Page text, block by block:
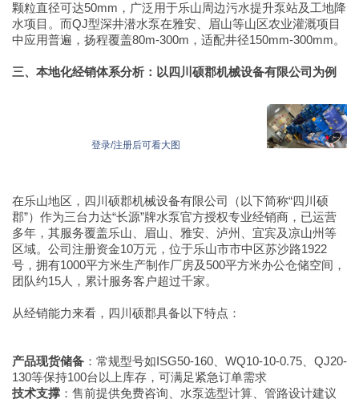
颗粒直径可达50mm，广泛用于乐山周边污水提升泵站及工地降
水项目。而QJ型深井潜水泵在雅安、眉山等山区农业灌溉项目
中应用普遍，扬程覆盖80m-300m，适配井径150mm-300mm。
三、本地化经销体系分析：以四川硕郡机械设备有限公司为例
登录/注册后可看大图
在乐山地区，四川硕郡机械设备有限公司（以下简称“四川硕
郡”）作为三台力达“长源”牌水泵官方授权专业经销商，已运营
多年，其服务覆盖乐山、眉山、雅安、泸州、宜宾及凉山州等
区域。公司注册资金10万元，位于乐山市市中区苏沙路1922
号，拥有1000平方米生产制作厂房及500平方米办公仓储空间，
团队约15人，累计服务客户超过千家。
从经销能力来看，四川硕郡具备以下特点：
产品现货储备 ：常规型号如ISG50-160、WQ10-10-0.75、QJ20-
130等保持100台以上库存，可满足紧急订单需求
技术支撑 ：售前提供免费咨询、水泵选型计算、管路设计建议